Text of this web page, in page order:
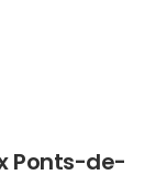
Ponts-de-